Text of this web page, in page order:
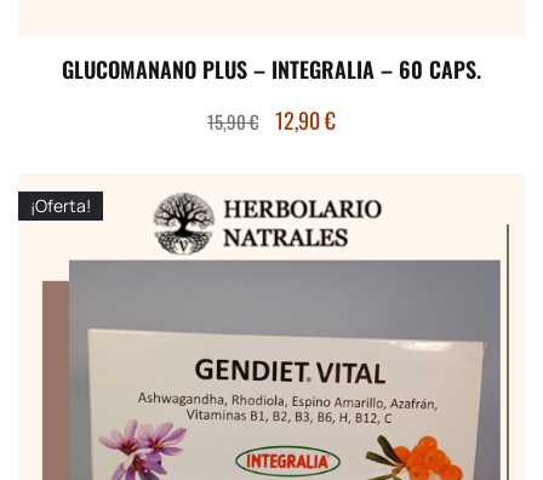
GLUCOMANANO PLUS – INTEGRALIA – 60 CAPS.
15,90€ 12,90€
¡Oferta!